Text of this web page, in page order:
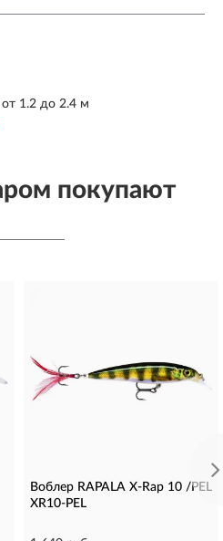
от 1.2 до 2.4 м
покупают
Воблер RAPALA X-Rap 10 /PEL
XR10-PEL